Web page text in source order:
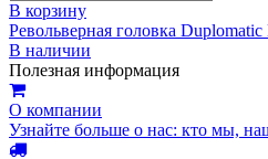
В корзину
Револьверная головка
В наличии
Полезная информация
О компании
Узнайте больше о нас: кто мы,